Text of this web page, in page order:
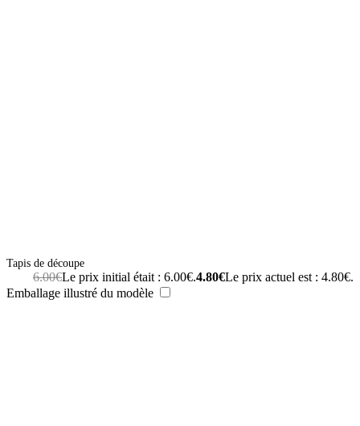
Tapis de découpe
6.00€Le prix initial était : 6.00€.4.80€Le prix actuel est : 4.80€.
Emballage illustré du modèle